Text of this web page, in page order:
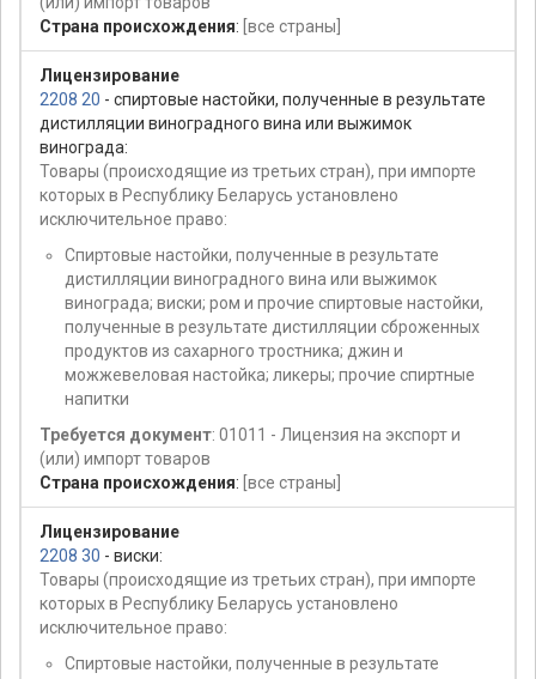
Страна происхождения: [все страны]
Лицензирование
2208 20 - спиртовые настойки, полученные в результате
дистилляции виноградного вина или выжимок
винограда:
Товары (происходящие из третьих стран), при импорте
которых в Республику Беларусь установлено
исключительное право:
Спиртовые настойки, полученные в результате
дистилляции виноградного вина или выжимок
винограда; виски; ром и прочие спиртовые настойки,
полученные в результате дистилляции сброженных
продуктов из сахарного тростника; джин и
можжевеловая настойка; ликеры; прочие спиртные
напитки
Требуется документ: 01011 - Лицензия на экспорт и
(или) импорт товаров
Страна происхождения: [все страны]
Лицензирование
2208 30 - виски:
Товары (происходящие из третьих стран), при импорте
которых в Республику Беларусь установлено
исключительное право:
Спиртовые настойки, полученные в результате